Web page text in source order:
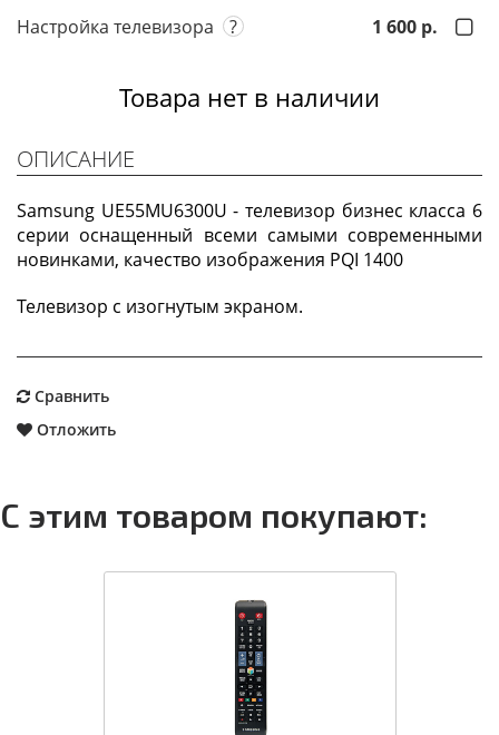
Настройка телевизора
? 1 600 р.
Товара нет в наличии
ОПИСАНИЕ
Samsung UE55MU6300U - телевизор бизнес класса 6
серии оснащенный всеми самыми современными
новинками, качество изображения PQI 1400
Телевизор с изогнутым экраном.
Сравнить
Отложить
С этим товаром покупают: